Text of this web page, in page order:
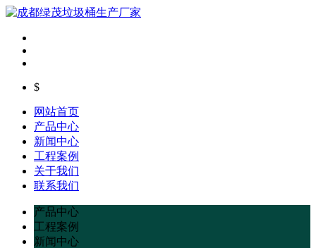
$
网站首页
产品中心
新闻中心
工程案例
关于我们
联系我们
产品中心
工程案例
新闻中心